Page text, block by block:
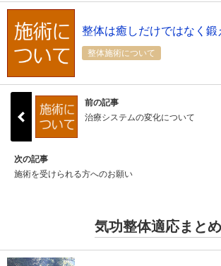
整体は癒しだけではなく鍛
整体施術について
前の記事
治療システムの変化について
次の記事
施術を受けられる方へのお願い
気功整体適応まとめ